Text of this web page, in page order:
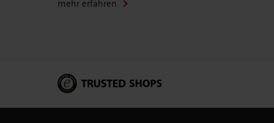
mehr erfahren